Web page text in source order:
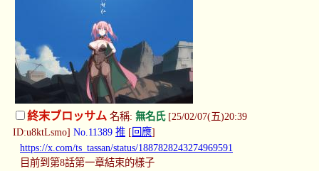
終末ブロッサム 名稱: 無名氏[25/02/07(五)20:39
ID:u8ktLsmo] No.11389 推 [ 回應]
https://x.com/ts_tassan/status/1887828243274969591
目前到第8話第一章結束的樣子